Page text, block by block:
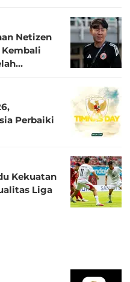
Netizen
Perbaiki
Kekuatan
Liga